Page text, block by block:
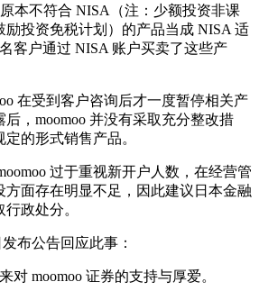
本不符合 NISA（注：少额投资非课
励投资免税计划）的产品当成 NISA 适
客户通过 NISA 账户买卖了这些产
在受到客户咨询后才一度暂停相关产
，moomoo 并没有采取充分整改措
的形式销售产品。
过于重视新开户人数，在经营管
方面存在明显不足，因此建议日本金融
政处分。
布公告回应此事：
对 moomoo 证券的支持与厚爱。